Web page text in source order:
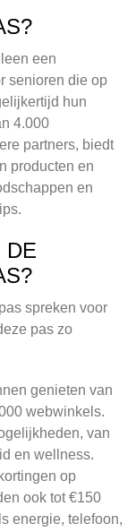
een
senioren die op
hun
4.000
partners, biedt
producten en
en
DE
spreken voor
pas zo
genieten van
webwinkels.
van
en wellness.
op
ook tot €150
energie, telefoon,